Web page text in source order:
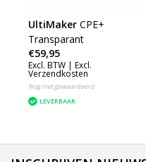
UltiMaker CPE+
Transparant
€59,95
Excl. BTW | Excl.
Verzendkosten
Nog niet gewaardeerd
LEVERBAAR